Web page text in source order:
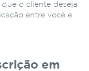
o cliente deseja
entre você e
em